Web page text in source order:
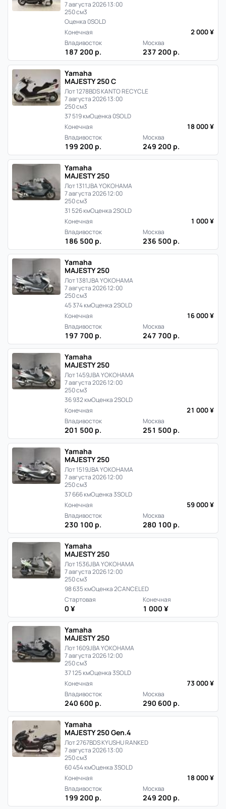
7 августа 2026 13:00
250 см3
Оценка 0SOLD
Конечная
2 000 ¥
Владивосток
187 200 р.
Москва
237 200 р.
Yamaha
MAJESTY 250 C
Лот 1278BDS KANTO RECYCLE
7 августа 2026 13:00
250 см3
37 519 кмОценка 0SOLD
Конечная
18 000 ¥
Владивосток
199 200 р.
Москва
249 200 р.
Yamaha
MAJESTY 250
Лот 1311JBA YOKOHAMA
7 августа 2026 12:00
250 см3
31 526 кмОценка 2SOLD
Конечная
1 000 ¥
Владивосток
186 500 р.
Москва
236 500 р.
Yamaha
MAJESTY 250
Лот 1381JBA YOKOHAMA
7 августа 2026 12:00
250 см3
45 374 кмОценка 2SOLD
Конечная
16 000 ¥
Владивосток
197 700 р.
Москва
247 700 р.
Yamaha
MAJESTY 250
Лот 1459JBA YOKOHAMA
7 августа 2026 12:00
250 см3
36 932 кмОценка 2SOLD
Конечная
21 000 ¥
Владивосток
201 500 р.
Москва
251 500 р.
Yamaha
MAJESTY 250
Лот 1519JBA YOKOHAMA
7 августа 2026 12:00
250 см3
37 666 кмОценка 3SOLD
Конечная
59 000 ¥
Владивосток
230 100 р.
Москва
280 100 р.
Yamaha
MAJESTY 250
Лот 1536JBA YOKOHAMA
7 августа 2026 12:00
250 см3
98 635 кмОценка 2CANCELED
Стартовая
0 ¥
Конечная
1 000 ¥
Yamaha
MAJESTY 250
Лот 1609JBA YOKOHAMA
7 августа 2026 12:00
250 см3
37 125 кмОценка 3SOLD
Конечная
73 000 ¥
Владивосток
240 600 р.
Москва
290 600 р.
Yamaha
MAJESTY 250 Gen.4
Лот 2767BDS KYUSHU RANKED
7 августа 2026 13:00
250 см3
60 454 кмОценка 3SOLD
Конечная
18 000 ¥
Владивосток
199 200 р.
Москва
249 200 р.